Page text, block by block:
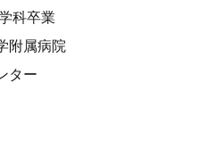
科卒業
附属病院
ター